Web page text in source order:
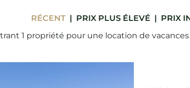
RÉCENT PRIX ​​PLUS ÉLEVÉ
PRIX
1 propriété pour une location de vacances